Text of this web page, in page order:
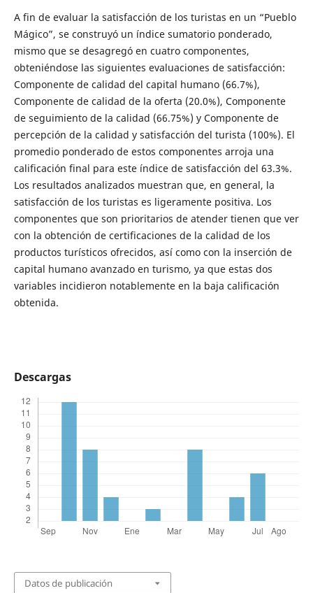
A fin de evaluar la satisfacción de los turistas en un “Pueblo
Mágico”, se construyó un índice sumatorio ponderado,
mismo que se desagregó en cuatro componentes,
obteniéndose las siguientes evaluaciones de satisfacción:
Componente de calidad del capital humano (66.7%),
Componente de calidad de la oferta (20.0%), Componente
de seguimiento de la calidad (66.75%) y Componente de
percepción de la calidad y satisfacción del turista (100%). El
promedio ponderado de estos componentes arroja una
calificación final para este índice de satisfacción del 63.3%.
Los resultados analizados muestran que, en general, la
satisfacción de los turistas es ligeramente positiva. Los
componentes que son prioritarios de atender tienen que ver
con la obtención de certificaciones de la calidad de los
productos turísticos ofrecidos, así como con la inserción de
capital humano avanzado en turismo, ya que estas dos
variables incidieron notablemente en la baja calificación
obtenida.
Descargas
Datos de publicación